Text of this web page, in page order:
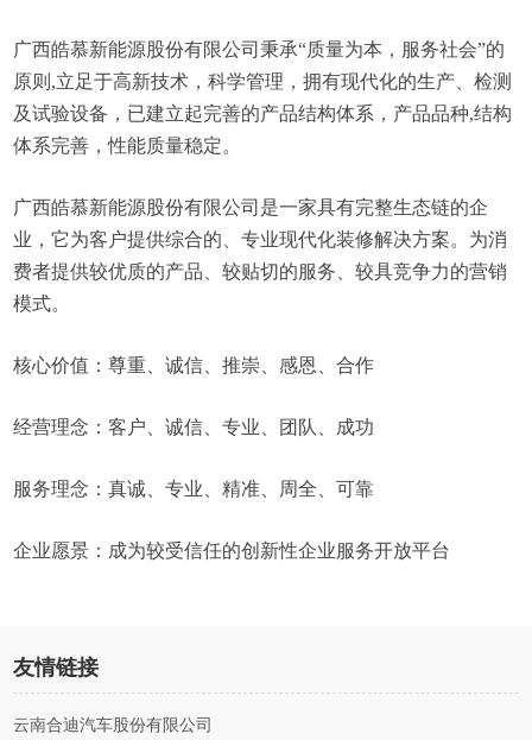
广西皓慕新能源股份有限公司秉承“质量为本，服务社会”的
原则,立足于高新技术，科学管理，拥有现代化的生产、检测
及试验设备，已建立起完善的产品结构体系，产品品种,结构
体系完善，性能质量稳定。
广西皓慕新能源股份有限公司是一家具有完整生态链的企
业，它为客户提供综合的、专业现代化装修解决方案。为消
费者提供较优质的产品、较贴切的服务、较具竞争力的营销
模式。
核心价值：尊重、诚信、推崇、感恩、合作
经营理念：客户、诚信、专业、团队、成功
服务理念：真诚、专业、精准、周全、可靠
企业愿景：成为较受信任的创新性企业服务开放平台
友情链接
云南合迪汽车股份有限公司